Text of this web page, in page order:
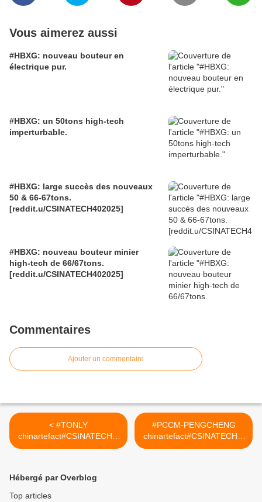
Vous aimerez aussi
#HBXG: nouveau bouteur en
électrique pur.
#HBXG: un 50tons high-tech
imperturbable.
#HBXG: large succès des nouveaux
50 & 66-67tons.
[reddit.u/CSINATECH402025]
#HBXG: nouveau bouteur minier
high-tech de 66/67tons.
[reddit.u/CSINATECH402025]
Commentaires
Ajouter un commentaire
< #TONLY
chinartefact#CSINATECH4.
02025
#PCCM-PENGCHENG
chinartefact#CSINATECH4.
02025 >
Hébergé par Overblog
Top articles